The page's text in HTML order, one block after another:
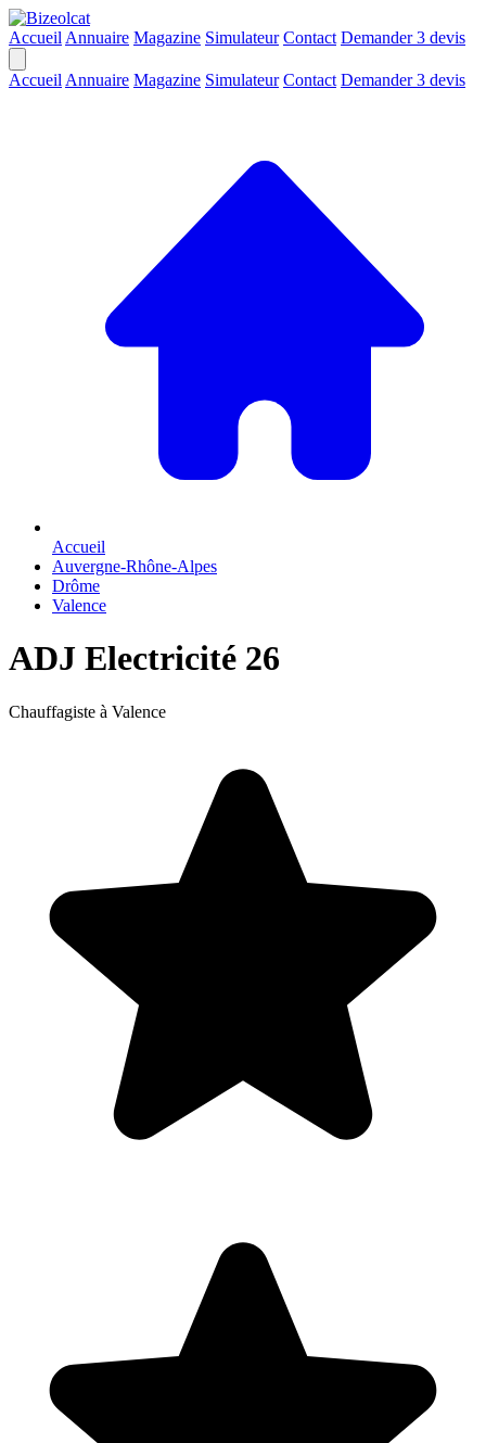
Accueil Annuaire Magazine Simulateur Contact Demander 3 devis
Accueil Annuaire Magazine Simulateur Contact Demander 3 devis
Accueil
Auvergne-Rhône-Alpes
Drôme
Valence
ADJ Electricité 26
Chauffagiste à Valence